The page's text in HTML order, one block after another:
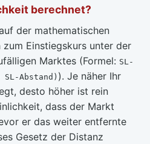
berechnet?
der mathematischen
Einstiegskurs unter der
Marktes (Formel: SL-
Abstand) ). Je näher Ihr
desto höher ist rein
dass der Markt
er das weiter entfernte
Gesetz der Distanz